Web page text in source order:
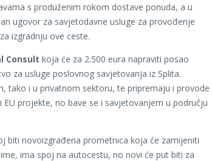
s produženim rokom dostave ponuda, a u
ugovor za savjetodavne usluge za provođenje
izgradnju ove ceste.
Consult koja će za 2.500 eura napraviti posao
za usluge poslovnog savjetovanja iz Splita.
tako i u privatnom sektoru, te pripremaju i provode
EU projekte, no bave se i savjetovanjem u području
biti novoizgrađena prometnica koja će zamijeniti
ima spoj na autocestu, no novi će put biti za